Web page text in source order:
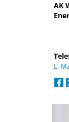
AK
E-